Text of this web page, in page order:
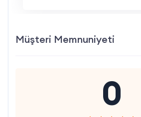
Müşteri Memnuniyeti
0